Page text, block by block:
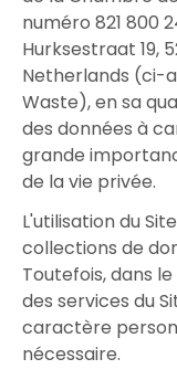
numéro 821 800
Hurksestraat 19,
Netherlands (ci-
Waste), en sa
des données à
grande
de la vie privée.
L'utilisation du
collections de
Toutefois, dans
des services du
caractère
nécessaire.